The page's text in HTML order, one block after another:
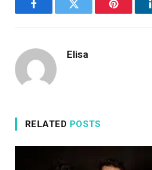
FacebookTwitter Pinterest
Elisa
RELATED POSTS